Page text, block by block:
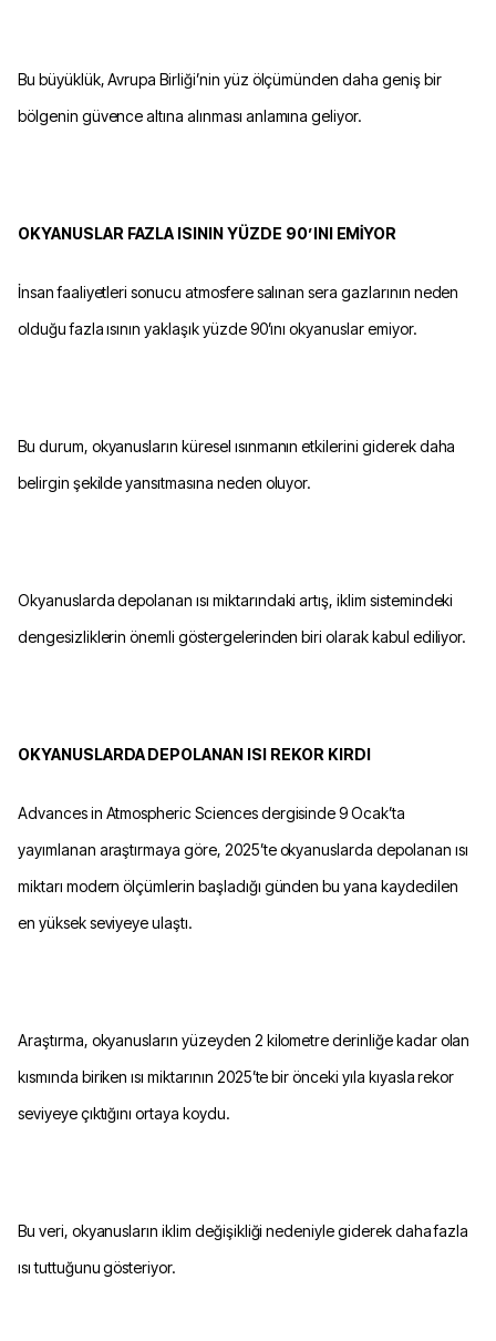
Bu büyüklük, Avrupa Birliği’nin yüz ölçümünden daha geniş bir
bölgenin güvence altına alınması anlamına geliyor.
OKYANUSLAR FAZLA ISININ YÜZDE 90’INI EMİYOR
İnsan faaliyetleri sonucu atmosfere salınan sera gazlarının neden
olduğu fazla ısının yaklaşık yüzde 90’ını okyanuslar emiyor.
Bu durum, okyanusların küresel ısınmanın etkilerini giderek daha
belirgin şekilde yansıtmasına neden oluyor.
Okyanuslarda depolanan ısı miktarındaki artış, iklim sistemindeki
dengesizliklerin önemli göstergelerinden biri olarak kabul ediliyor.
OKYANUSLARDA DEPOLANAN ISI REKOR KIRDI
Advances in Atmospheric Sciences dergisinde 9 Ocak’ta
yayımlanan araştırmaya göre, 2025’te okyanuslarda depolanan ısı
miktarı modern ölçümlerin başladığı günden bu yana kaydedilen
en yüksek seviyeye ulaştı.
Araştırma, okyanusların yüzeyden 2 kilometre derinliğe kadar olan
kısmında biriken ısı miktarının 2025’te bir önceki yıla kıyasla rekor
seviyeye çıktığını ortaya koydu.
Bu veri, okyanusların iklim değişikliği nedeniyle giderek daha fazla
ısı tuttuğunu gösteriyor.